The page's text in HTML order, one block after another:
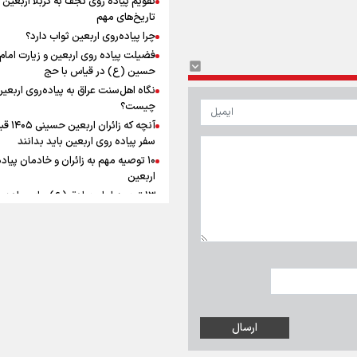
ماندگار شد
افزوده چقدر است؟
اینفوبرنا/ سقف معافیت مالیاتی
حقوق کارکنان دولت و
در بودجه ۱۴۰۵ چقدر است؟
تاریخ‌های مهم
چرا پیاده‌روی اربعین ثواب دارد؟
فضیلت پیاده روی اربعین و زیارت امام
حسین (ع) در قیاس با حج
نگاه اهل‌سنت عراق به پیاده‌روی
چیست؟
آنچه که
سفر پیاده روی اربعین باید بدانند
۱۰ توصیه مهم به زائران و خادمان
اربعین
۱۳ توصیه امام صادق (ع) برای